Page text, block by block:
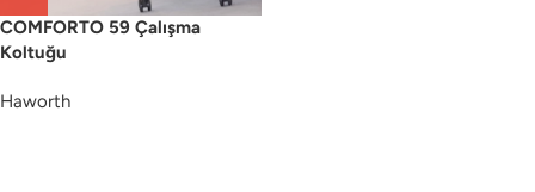
COMFORTO 59 Çalışma
Koltuğu
Haworth